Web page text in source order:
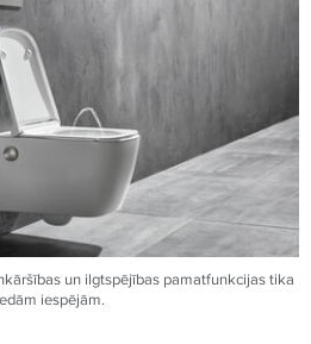
un ilgtspējības pamatfunkcijas tika
iespējām.